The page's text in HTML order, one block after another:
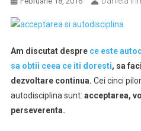
Am discutat despre ce este
sa obtii ceea ce iti doresti, sa
dezvoltare continua. Cei cinci
autodisciplina sunt: acceptarea,
perseverenta.